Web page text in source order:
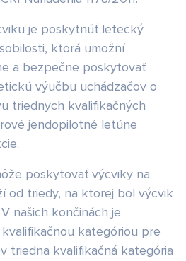
je poskytnúť letecký
ktorá umožní
a bezpečne poskytovať
výučbu uchádzačov o
triednych kvalifikačných
jendopilotné letúne
poskytovať výcviky na
od triedy, na ktorej bol výcvik
našich končinách je
kategóriou pre
triedna kvalifikačná kategória